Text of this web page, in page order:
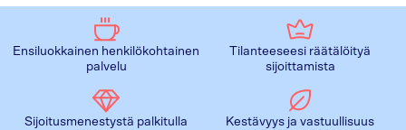
Ensiluokkainen henkilökohtainen
palvelu
Tilanteeseesi räätälöityä
sijoittamista
Sijoitusmenestystä palkitulla
Kestävyys ja vastuullisuus